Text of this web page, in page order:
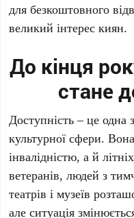
для безкоштовного
великий інтерес киян.
До кінця
стане
Доступність – це
культурної сфери.
інвалідністю, а й
ветеранів, людей з
театрів і музеїв
але ситуація